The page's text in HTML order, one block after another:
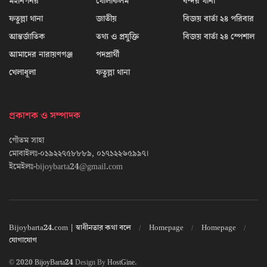
ফতুল্লা থানা
আন্তর্জাতিক
আমাদের নারায়ণগঞ্জ
খেলাধূলা
জাতীয়
তথ্য ও প্রযুক্তি
পদপ্রার্থী
ফতুল্লা থানা
বিজয় বার্তা ২৪ পরিবার
বিজয় বার্তা ২৪ স্পেশাল
প্রকাশক ও সম্পাদক
গৌতম সাহা
মোবাইলঃ-০১৯২২৭৫৮৮৮৯, ০১৭১২২৬৫৯৯৭।
ইমেইলঃ-bijoybarta24@gmail.com
Bijoybarta24.com | স্বাধীনতার কথা বলে Homepage
Homepage
যোগাযোগ
© 2020BijoyBarta24Design ByHostGine.